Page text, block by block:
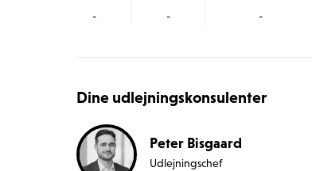
-
-
-
Dine udlejningskonsulenter
Peter Bisgaard
Udlejningschef